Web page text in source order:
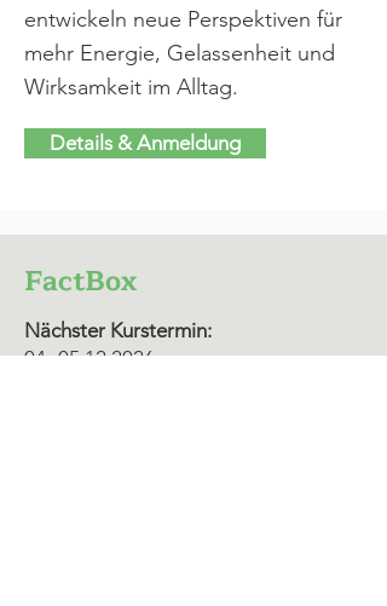
entwickeln neue Perspektiven für
mehr Energie, Gelassenheit und
Wirksamkeit im Alltag.
Details & Anmeldung
FactBox
Nächster Kurstermin:
04.-05.12.2026